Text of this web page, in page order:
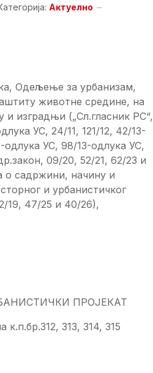
Актуелно
Одељење за урбанизам,
животне средине, на
и изградњи („Сл.гласник РС“,
УС, 24/11, 121/12, 42/13-
УС, 98/13-одлука УС,
09/20, 52/21, 62/23 и
о садржини, начину и
и урбанистичког
19, 47/25 и 40/26),
ПРОЈЕКАТ
к.п.бр.312, 313, 314, 315